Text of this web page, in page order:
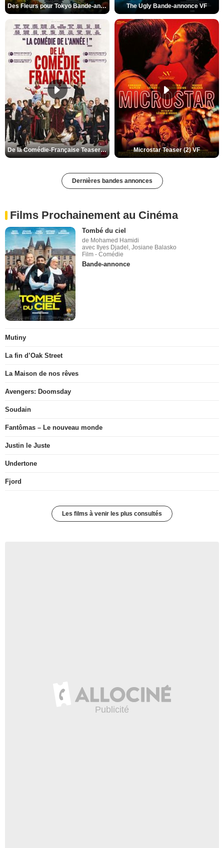
Des Fleurs pour Tokyo Bande-annonce VO STFR The Ugly Bande-annonce VF
De la Comédie-Française Teaser (3) VF Microstar Teaser (2) VF
Dernières bandes annonces
Films Prochainement au Cinéma
Tombé du ciel
de Mohamed Hamidi
avec Ilyes Djadel, Josiane Balasko
Film - Comédie
Bande-annonce
Mutiny
La fin d’Oak Street
La Maison de nos rêves
Avengers: Doomsday
Soudain
Fantômas – Le nouveau monde
Justin le Juste
Undertone
Fjord
Les films à venir les plus consultés